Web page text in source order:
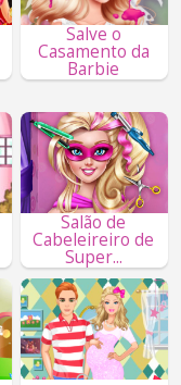
Salve o
Casamento da
Barbie
Salão de
Cabeleireiro de
Super...